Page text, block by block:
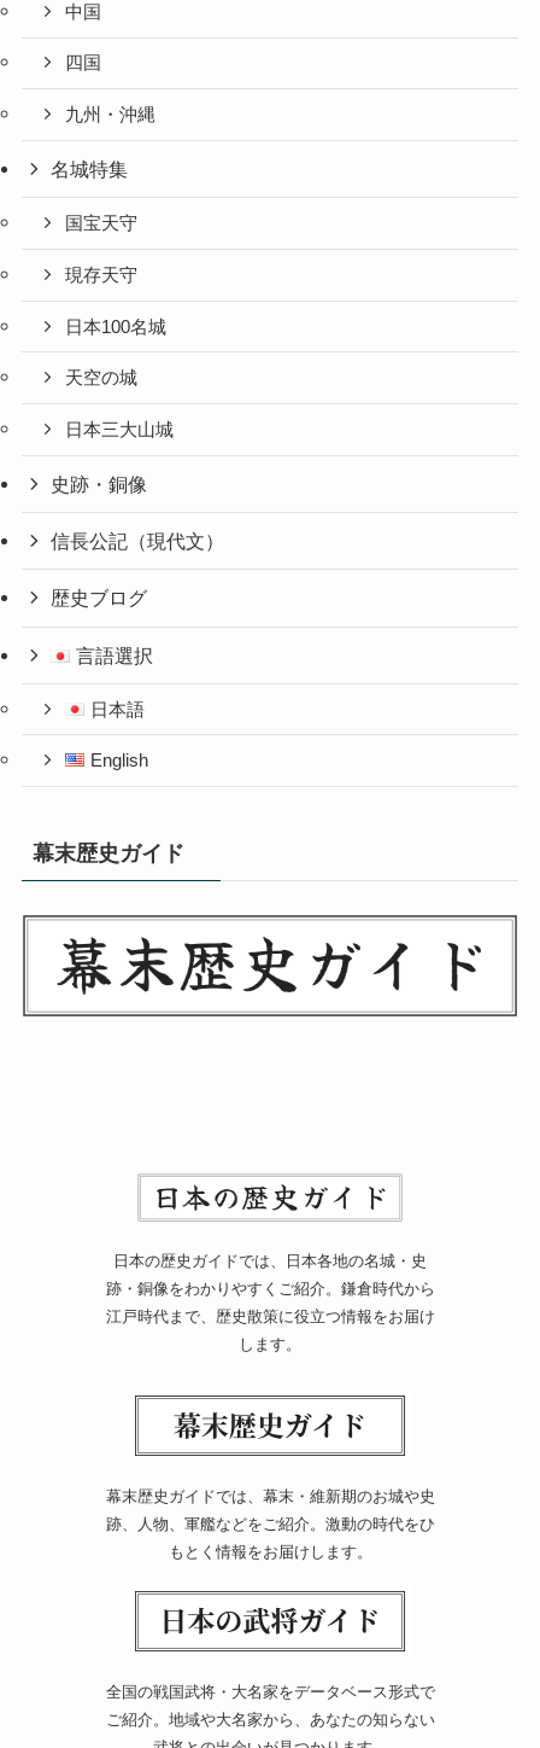
中国
四国
九州・沖縄
名城特集
国宝天守
現存天守
日本100名城
天空の城
日本三大山城
史跡・銅像
信長公記（現代文）
歴史ブログ
言語選択
日本語
English
幕末歴史ガイド
日本の歴史ガイドでは、日本各地の名城・史
跡・銅像をわかりやすくご紹介。鎌倉時代から
江戸時代まで、歴史散策に役立つ情報をお届け
します。
幕末歴史ガイドでは、幕末・維新期のお城や史
跡、人物、軍艦などをご紹介。激動の時代をひ
もとく情報をお届けします。
全国の戦国武将・大名家をデータベース形式で
ご紹介。地域や大名家から、あなたの知らない